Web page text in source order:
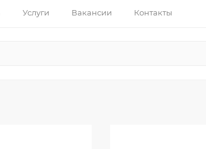
Услуги Вакансии Контакты